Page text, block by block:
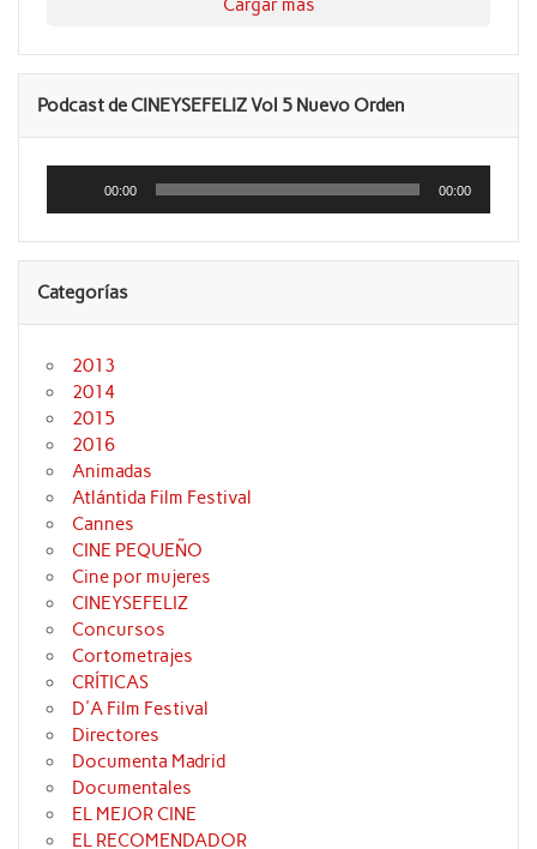
Cargar más
Podcast de CINEYSEFELIZ Vol 5 Nuevo Orden
Reproductor
audio
00:00 00:00
Categorías
2013
2014
2015
2016
Animadas
Atlántida Film Festival
Cannes
CINE PEQUEÑO
Cine por mujeres
CINEYSEFELIZ
Concursos
Cortometrajes
CRÍTICAS
D'A Film Festival
Directores
Documenta Madrid
Documentales
EL MEJOR CINE
EL RECOMENDADOR